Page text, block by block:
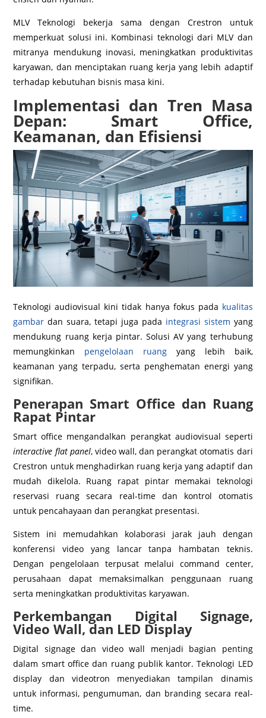
MLV Teknologi bekerja sama dengan Crestron untuk
memperkuat solusi ini. Kombinasi teknologi dari MLV dan
mitranya mendukung inovasi, meningkatkan produktivitas
karyawan, dan menciptakan ruang kerja yang lebih adaptif
terhadap kebutuhan bisnis masa kini.
Implementasi dan Tren Masa
Depan: Smart Office,
Keamanan, dan Efisiensi
Teknologi audiovisual kini tidak hanya fokus pada kualitas
gambar dan suara, tetapi juga pada integrasi sistem yang
mendukung ruang kerja pintar. Solusi AV yang terhubung
memungkinkan pengelolaan ruang yang lebih baik,
keamanan yang terpadu, serta penghematan energi yang
signifikan.
Penerapan Smart Office dan Ruang
Rapat Pintar
Smart office mengandalkan perangkat audiovisual seperti
interactive flat panel, video wall, dan perangkat otomatis dari
Crestron untuk menghadirkan ruang kerja yang adaptif dan
mudah dikelola. Ruang rapat pintar memakai teknologi
reservasi ruang secara real-time dan kontrol otomatis
untuk pencahayaan dan perangkat presentasi.
Sistem ini memudahkan kolaborasi jarak jauh dengan
konferensi video yang lancar tanpa hambatan teknis.
Dengan pengelolaan terpusat melalui command center,
perusahaan dapat memaksimalkan penggunaan ruang
serta meningkatkan produktivitas karyawan.
Perkembangan Digital Signage,
Video Wall, dan LED Display
Digital signage dan video wall menjadi bagian penting
dalam smart office dan ruang publik kantor. Teknologi LED
display dan videotron menyediakan tampilan dinamis
untuk informasi, pengumuman, dan branding secara real-
time.